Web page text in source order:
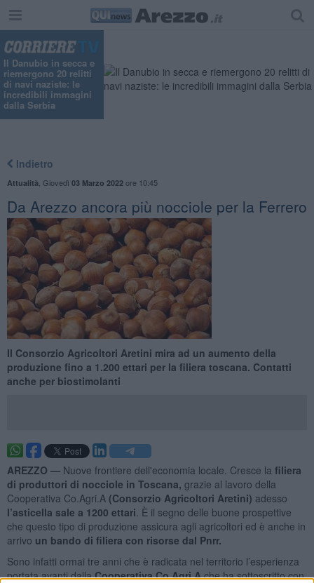
Il Danubio in secca e
riemergono 20 relitti
di navi naziste: le
incredibili immagini
dalla Serbia
Indietro
Attualità Giovedì 03 Marzo 2022ore 10:45
Da Arezzo ancora più nocciole per la Ferrero
Il Consorzio Agricoltori Aretini mira ad un aumento della
produzione fino a 1.200 ettari per la filiera toscana. Contatti
anche per biostimolanti
AREZZO — Nuove frontiere dell'economia locale. Cresce la filiera
di produttori di nocciole in Toscana, grazie al lavoro della
Cooperativa Co.Agri.A (Consorzio Agricoltori Aretini) adesso
l’asticella sale a 1200 ettari . È il segno delle buone prospettive
che questo tipo di produzione assicura agli agricoltori ed è anche in
arrivo un bando di filiera con risorse dal Pnrr.
Sono infatti ormai tre anni che è radicata nel territorio l’esperienza
portata avanti dallaCooperativa Co.Agri.Ache ha sottoscritto con